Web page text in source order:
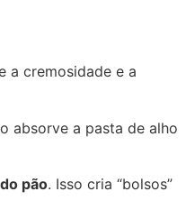
a cremosidade e a
absorve a pasta de alho
pão. Isso cria “bolsos”